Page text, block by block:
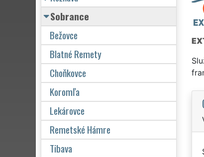
Sobrance
Bežovce
Blatné Remety
Choňkovce
Koromľa
Lekárovce
Remetské Hámre
Tibava